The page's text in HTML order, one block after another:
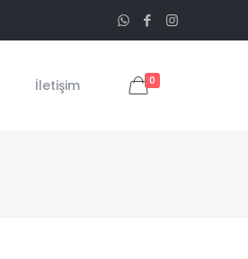
İletişim 0